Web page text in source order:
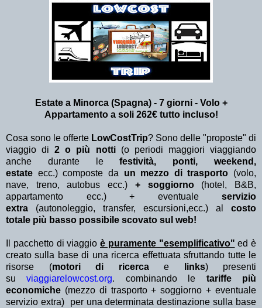
Estate a Minorca (Spagna) - 7 giorni - Volo +
Appartamento a soli 262€ tutto incluso!
Cosa sono le offerte LowCostTrip? Sono delle "proposte" di
viaggio di2 o più notti (o periodi maggiori viaggiando
anche durante lefestività, ponti, weekend,
estate ecc.) composte da un mezzo di trasporto (volo,
nave, treno, autobus ecc.) + soggiorno(hotel, B&B,
appartamento ecc.) + eventuale servizio
extra (autonoleggio, transfer, escursioni,ecc.) al costo
totale più basso possibile scovato sul web!
Il pacchetto di viaggio è puramente "esemplificativo" ed è
creato sulla base di una ricerca effettuata sfruttando tutte le
risorse (motori di ricerca e links) presenti
suviaggiarelowcost.org. combinando le tariffe più
economiche (mezzo di trasporto + soggiorno + eventuale
servizio extra)
per una determinata destinazione sulla base